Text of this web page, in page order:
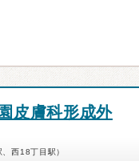
皮膚科形成外
西18丁目駅）